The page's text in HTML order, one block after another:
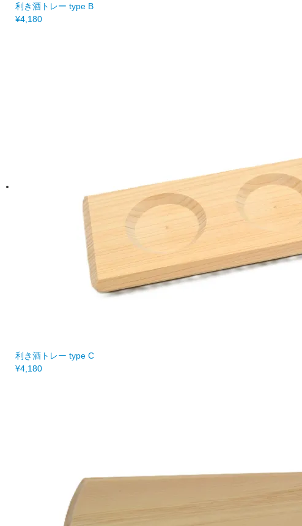
利き酒トレー type B
¥4,180
利き酒トレー type C
¥4,180